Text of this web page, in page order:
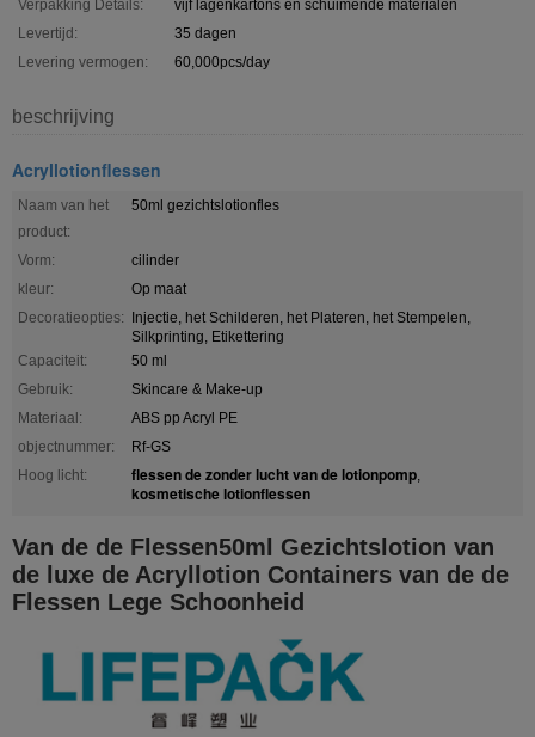
Verpakking Details:
vijf lagenkartons en schuimende materialen
Levertijd:
35 dagen
Levering vermogen:
60,000pcs/day
beschrijving
Acryllotionflessen
Naam van het
product:
50ml gezichtslotionfles
Vorm:
cilinder
kleur:
Op maat
Decoratieopties: Injectie, het Schilderen, het Plateren, het Stempelen,
Silkprinting, Etikettering
Capaciteit:
50 ml
Gebruik:
Skincare & Make-up
Materiaal:
ABS pp Acryl PE
objectnummer:
Rf-GS
Hoog licht:
flessen de zonder lucht van de lotionpomp,
kosmetische lotionflessen
Van de de Flessen50ml Gezichtslotion van
de luxe de Acryllotion Containers van de de
Flessen Lege Schoonheid